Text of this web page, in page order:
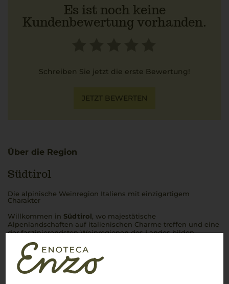
Es ist noch keine
Kundenbewertung vorhanden.
Schreiben Sie jetzt die erste Bewertung!
JETZT BEWERTEN
Über die Region
Südtirol
Die alpinische Weinregion Italiens mit einzigartigem
Charakter
Willkommen in Südtirol, wo majestätische
Alpenlandschaften auf italienischen Charme treffen und eine
der faszinierendsten Weinregionen des Landes bilden.
Zwischen imposanten Berggipfeln und sonnenverwöhnten
Weinbergen entstehen Weine, die die Seele Italiens und das
alpine Terroir perfekt vereinen. Ob der erstklassige
Weißburgunder aus der Cantina Terlan
Sauvignon Blancoder der vollmundige